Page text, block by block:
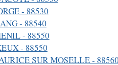
- 88530
- 88540
- 88550
- 88550
SUR MOSELLE -